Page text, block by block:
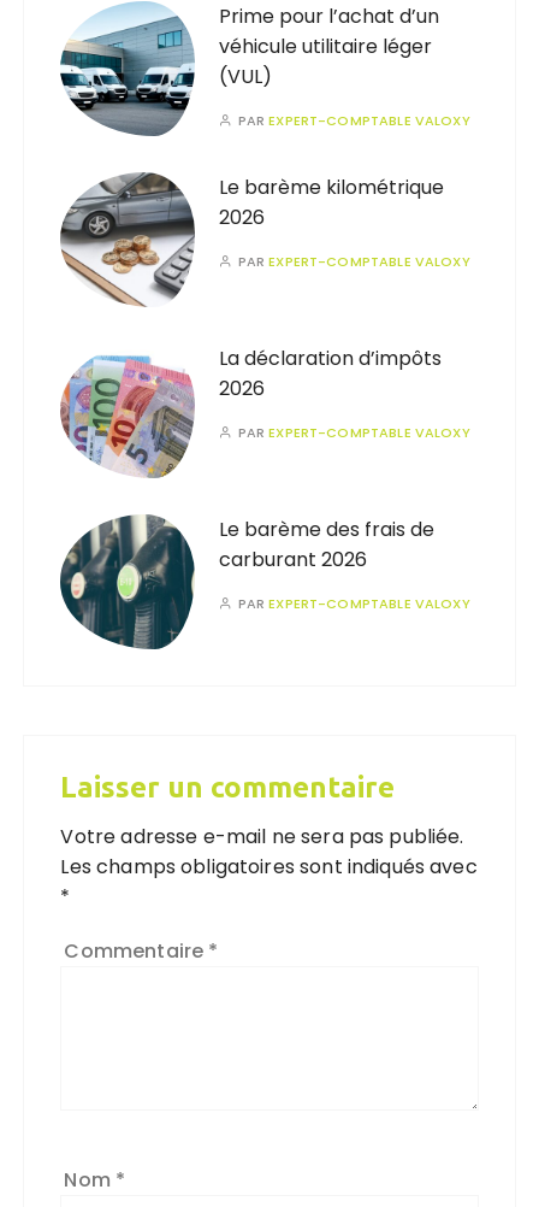
Prime pour l’achat d’un
véhicule utilitaire léger
(VUL)
PAREXPERT-COMPTABLE VALOXY
Le barème kilométrique
2026
PAREXPERT-COMPTABLE VALOXY
La déclaration d’impôts
2026
PAREXPERT-COMPTABLE VALOXY
Le barème des frais de
carburant 2026
PAREXPERT-COMPTABLE VALOXY
Laisser un commentaire
Votre adresse e-mail ne sera pas publiée.
Les champs obligatoires sont indiqués avec
*
Commentaire *
Nom *